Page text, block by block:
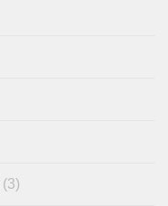
(3)